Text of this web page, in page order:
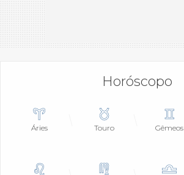
Horóscopo
Áries Touro Gêmeos